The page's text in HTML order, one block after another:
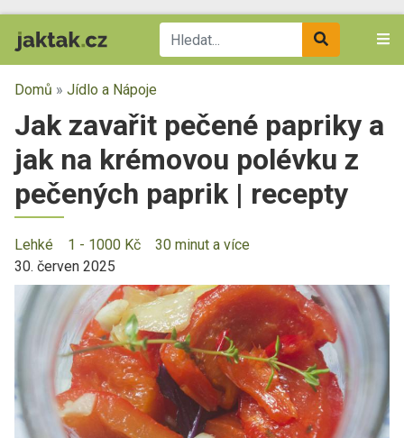
Domů » Jídlo a Nápoje
Jak zavařit pečené papriky a
jak na krémovou polévku z
pečených paprik | recepty
Lehké 1 - 1000 Kč
30 minut a více
30. červen 2025